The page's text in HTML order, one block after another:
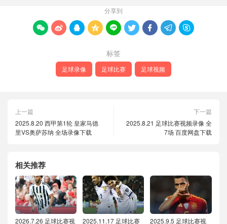
分享到
        
标签
足球录像 足球比赛 足球视频
上一篇
2025.8.20 西甲第1轮 皇家马德
里VS奥萨苏纳 全场录像下载
下一篇
2025.8.21 足球比赛视频录像 全
7场 百度网盘下载
相关推荐
2026.7.26 足球比赛视 2025.11.17 足球比赛 2025.9.5 足球比赛视